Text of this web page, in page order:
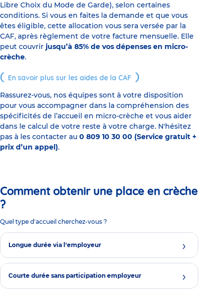
Libre Choix du Mode de Garde), selon certaines
conditions. Si vous en faites la demande et que vous
êtes éligible, cette allocation vous sera versée par la
CAF, après règlement de votre facture mensuelle. Elle
peut couvrir jusqu’à 85% de vos dépenses en micro-
crèche.
En savoir plus sur les aides de la CAF
Rassurez-vous, nos équipes sont à votre disposition
pour vous accompagner dans la compréhension des
spécificités de l’accueil en micro-crèche et vous aider
dans le calcul de votre reste à votre charge. N'hésitez
pas à les contacter au 0 809 10 30 00 (Service gratuit +
prix d’un appel).
Comment obtenir une place en crèche
?
Quel type d'accueil cherchez-vous ?
Longue durée via l'employeur
Courte durée sans participation employeur